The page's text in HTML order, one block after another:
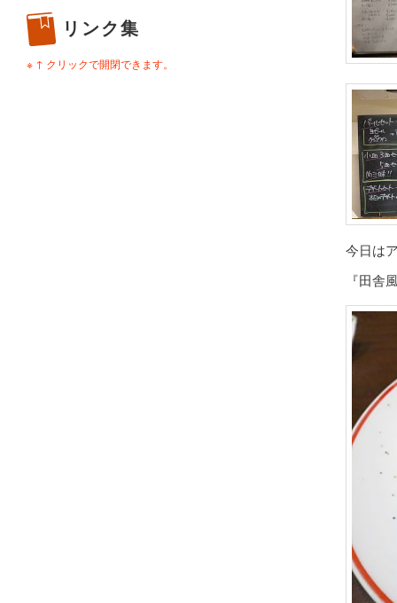
今日は
『田
リンク集
※ ↑ クリックで開閉できます。